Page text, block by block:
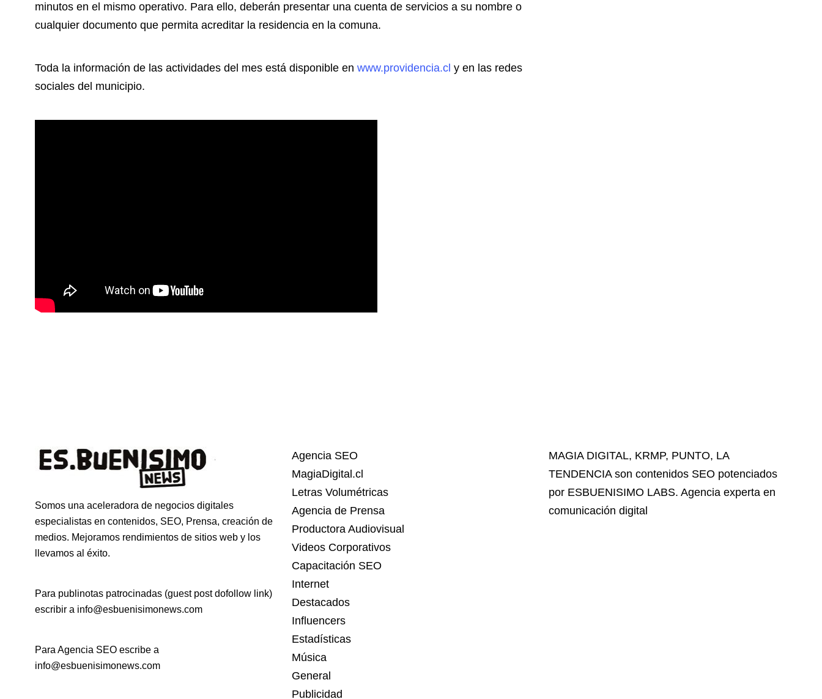
minutos en el mismo operativo. Para ello, deberán presentar una cuenta de servicios a su nombre o
cualquier documento que permita acreditar la residencia en la comuna.
Toda la información de las actividades del mes está disponible en www.providencia.cl y en las redes
sociales del municipio.
Somos una aceleradora de negocios digitales
especialistas en contenidos, SEO, Prensa, creación de
medios. Mejoramos rendimientos de sitios web y los
llevamos al éxito.
Para publinotas patrocinadas (guest post dofollow link)
escribir a info@esbuenisimonews.com
Para Agencia SEO escribe a
info@esbuenisimonews.com
Agencia SEO
MagiaDigital.cl
Letras Volumétricas
Agencia de Prensa
Productora Audiovisual
Videos Corporativos
Capacitación SEO
Internet
Destacados
Influencers
Estadísticas
Música
General
Publicidad
MAGIA DIGITAL, KRMP, PUNTO, LA
TENDENCIAson contenidos SEO potenciados
por ESBUENISIMO LABS. Agencia experta en
comunicación digital